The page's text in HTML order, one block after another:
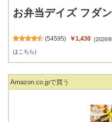
お弁当デイズ フダ
(54595) ￥1,430 (2026
はこちら)
Amazon.co.jpで買う